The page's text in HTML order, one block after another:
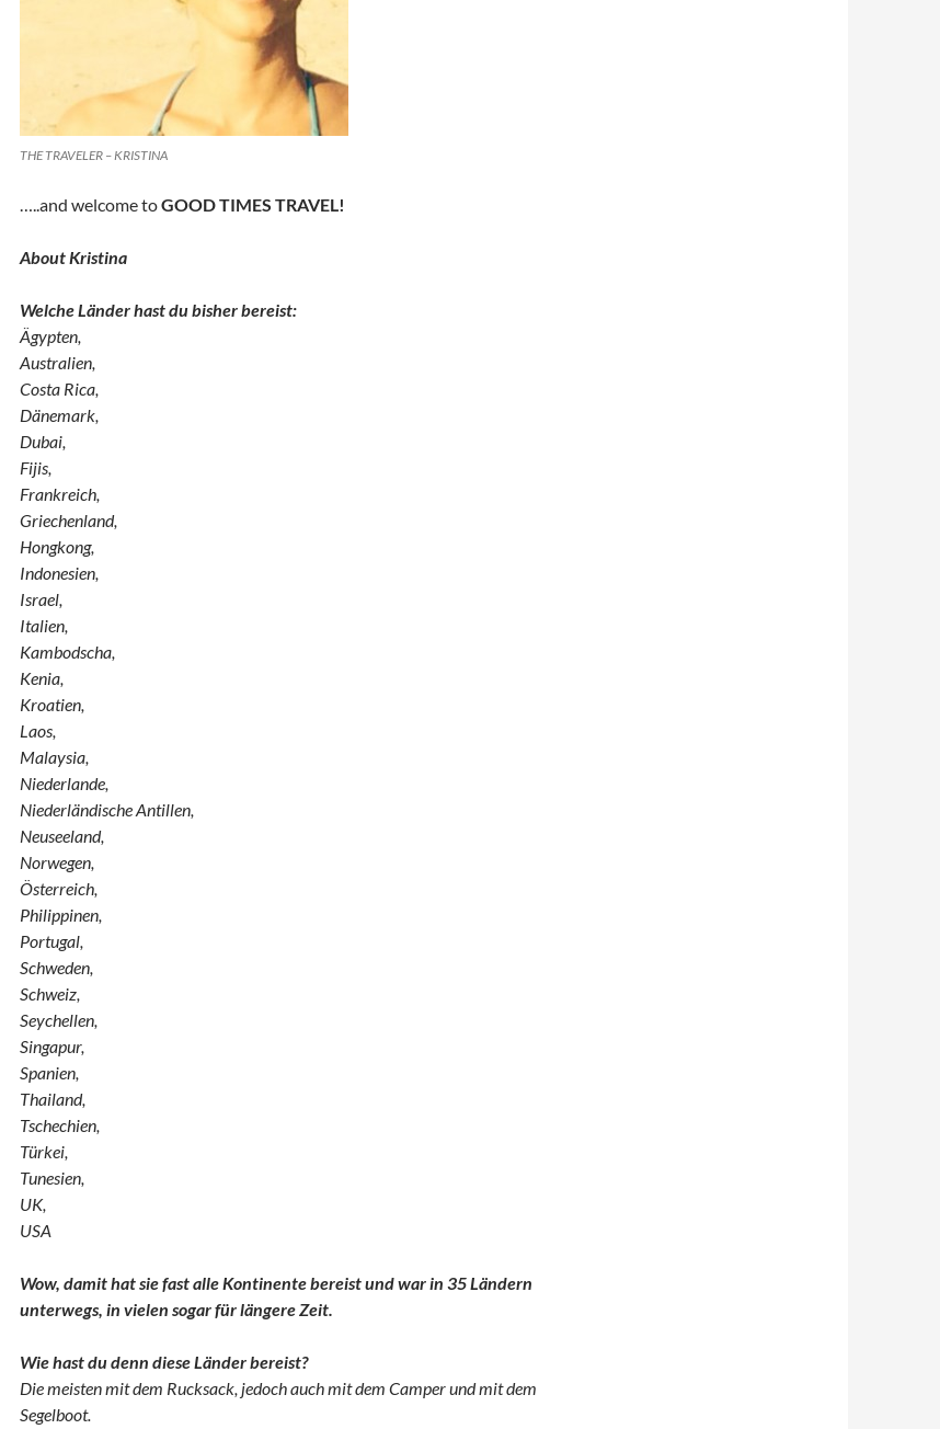
THE TRAVELER – KRISTINA
…..and welcome toGOOD TIMES TRAVEL!
About Kristina
Welche Länder hast du bisher bereist:
Ägypten,
Australien,
Costa Rica,
Dänemark,
Dubai,
Fijis,
Frankreich,
Griechenland,
Hongkong,
Indonesien,
Israel,
Italien,
Kambodscha,
Kenia,
Kroatien,
Laos,
Malaysia,
Niederlande,
Niederländische Antillen,
Neuseeland,
Norwegen,
Österreich,
Philippinen,
Portugal,
Schweden,
Schweiz,
Seychellen,
Singapur,
Spanien,
Thailand,
Tschechien,
Türkei,
Tunesien,
UK,
USA
Wow, damit hat sie fast alle Kontinente bereist und war in 35 Ländern
unterwegs, in vielen sogar für längere Zeit.
Wie hast du denn diese Länder bereist?
Die meisten mit dem Rucksack, jedoch auch mit dem Camper und mit dem
Segelboot.